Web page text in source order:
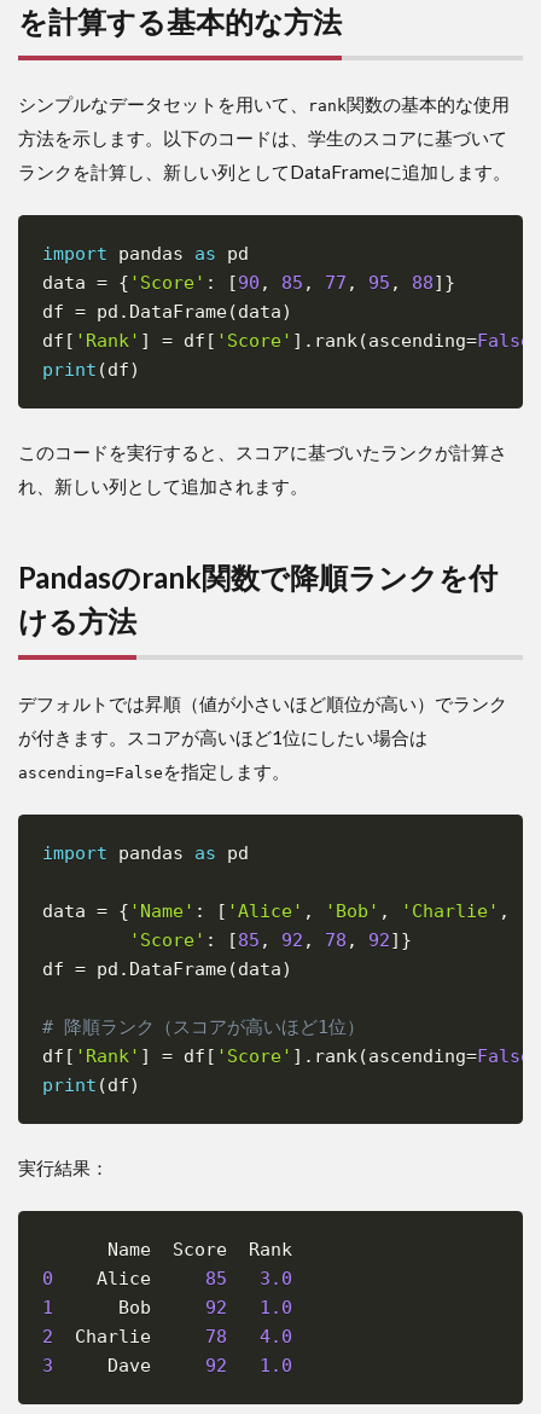
扱い
7.2
タ型
の不
パラメ
誤用
8
Pandas
で特定
の列を
て他の
列をラ
ンク付
9
ま
とめ：
Pandas
のrank
使いこ
イント
を計算する基本的な方法
シンプルなデータセットを用いて、 rank関数の基本的な使用
方法を示します。以下のコードは、学生のスコアに基づいて
ランクを計算し、新しい列としてDataFrameに追加します。
import pandas as pd
data = { 'Score' : [90 , 85 , 77 , 95 , 88] }
df = pd . DataFrame(data)
df [ 'Rank' ] = df [ 'Score' ] . rank(ascending=False
print (df)
このコードを実行すると、スコアに基づいたランクが計算さ
れ、新しい列として追加されます。
Pandasのrank関数で降順ランクを付
ける方法
デフォルトでは昇順（値が小さいほど順位が高い）でランク
が付きます。スコアが高いほど1位にしたい場合は
ascending=False を指定します。
import pandas as pd
data = { 'Name' : [ 'Alice' , 'Bob' , 'Charlie' ,
'Score' : [85 , 92 , 78 , 92] }
df = pd . DataFrame(data)
# 降順ランク（スコアが高いほど1位）
df [ 'Rank' ] = df [ 'Score' ] . rank(ascending=False
print (df)
実行結果：
0
    Alice
85
3.0
1
      Bob
92
1.0
2
  Charlie
78
4.0
3
     Dave
92 1.0